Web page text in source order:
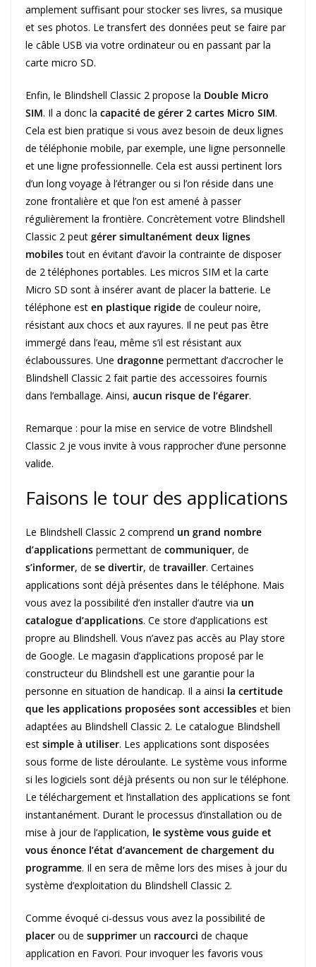
amplement suffisant pour stocker ses livres, sa musique
et ses photos. Le transfert des données peut se faire par
le câble USB via votre ordinateur ou en passant par la
carte micro SD.
Enfin, le Blindshell Classic 2 propose la Double Micro
SIM. Il a donc la capacité de gérer 2 cartes Micro SIM.
Cela est bien pratique si vous avez besoin de deux lignes
de téléphonie mobile, par exemple, une ligne personnelle
et une ligne professionnelle. Cela est aussi pertinent lors
d’un long voyage à l’étranger ou si l’on réside dans une
zone frontalière et que l’on est amené à passer
régulièrement la frontière. Concrètement votre Blindshell
Classic 2 peut gérer simultanément deux lignes
mobilestout en évitant d’avoir la contrainte de disposer
de 2 téléphones portables. Les micros SIM et la carte
Micro SD sont à insérer avant de placer la batterie. Le
téléphone est en plastique rigide de couleur noire,
résistant aux chocs et aux rayures. Il ne peut pas être
immergé dans l’eau, même s’il est résistant aux
éclaboussures. Une dragonne permettant d’accrocher le
Blindshell Classic 2 fait partie des accessoires fournis
dans l’emballage. Ainsi, aucun risque de l’égarer.
Remarque : pour la mise en service de votre Blindshell
Classic 2 je vous invite à vous rapprocher d’une personne
valide.
Faisons le tour des applications
Le Blindshell Classic 2 comprend un grand nombre
d’applications permettant de communiquer, de
s’informer, de se divertir, de travailler. Certaines
applications sont déjà présentes dans le téléphone. Mais
vous avez la possibilité d’en installer d’autre via un
catalogue d’applications. Ce store d’applications est
propre au Blindshell. Vous n’avez pas accès au Play store
de Google. Le magasin d’applications proposé par le
constructeur du Blindshell est une garantie pour la
personne en situation de handicap. Il a ainsi la certitude
que les applications proposées sont accessibles et bien
adaptées au Blindshell Classic 2. Le catalogue Blindshell
est simple à utiliser. Les applications sont disposées
sous forme de liste déroulante. Le système vous informe
si les logiciels sont déjà présents ou non sur le téléphone.
Le téléchargement et l’installation des applications se font
instantanément. Durant le processus d’installation ou de
mise à jour de l’application, le système vous guide et
vous énonce l’état d’avancement de chargement du
programme. Il en sera de même lors des mises à jour du
système d’exploitation du Blindshell Classic 2.
Comme évoqué ci-dessus vous avez la possibilité de
placer ou de supprimer un raccourci de chaque
application en Favori. Pour invoquer les favoris vous